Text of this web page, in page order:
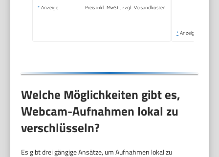
* Anzeige Preis inkl. MwSt., zzgl. Versandkosten
* Anzeige
Welche Möglichkeiten gibt es,
Webcam-Aufnahmen lokal zu
verschlüsseln?
Es gibt drei gängige Ansätze, um Aufnahmen lokal zu